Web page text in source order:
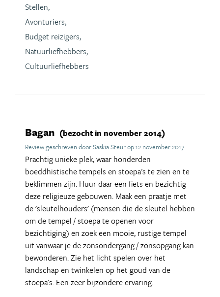
Stellen,
Avonturiers,
Budget reizigers,
Natuurliefhebbers,
Cultuurliefhebbers
Bagan (bezocht in november 2014)
Review geschreven door Saskia Steur op 12 november 2017
Prachtig unieke plek, waar honderden
boeddhistische tempels en stoepa's te zien en te
beklimmen zijn. Huur daar een fiets en bezichtig
deze religieuze gebouwen. Maak een praatje met
de 'sleutelhouders' (mensen die de sleutel hebben
om de tempel / stoepa te openen voor
bezichtiging) en zoek een mooie, rustige tempel
uit vanwaar je de zonsondergang / zonsopgang kan
bewonderen. Zie het licht spelen over het
landschap en twinkelen op het goud van de
stoepa's. Een zeer bijzondere ervaring.